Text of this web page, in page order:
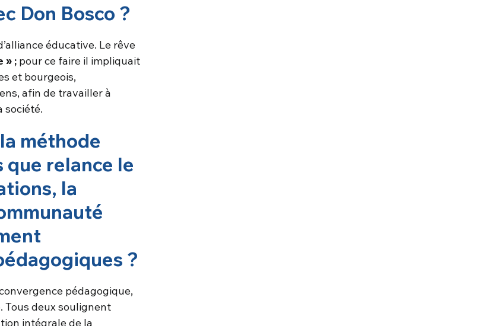
Don Bosco ?
éducative. Le rêve
» ; pour ce faire il impliquait
et bourgeois,
afin de travailler à
société.
méthode
relance le
la
?
pédagogique,
Tous deux soulignent
intégrale de la